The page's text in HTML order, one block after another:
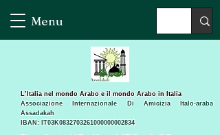
Menu
L’Italia nel mondo Arabo e il mondo Arabo in Italia
Associazione Internazionale Di Amicizia Italo-araba
Assadakah
IBAN: IT03K0832703261000000002834